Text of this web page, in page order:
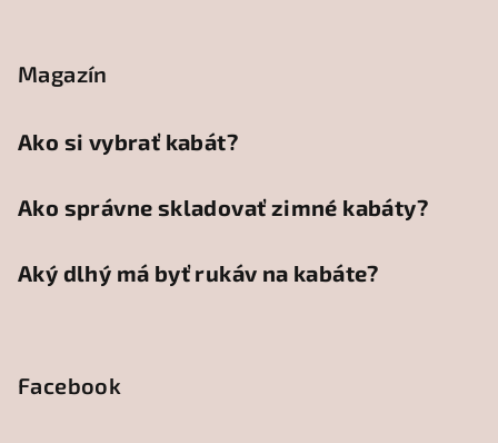
Magazín
Ako si vybrať kabát?
Ako správne skladovať zimné kabáty?
Aký dlhý má byť rukáv na kabáte?
Facebook